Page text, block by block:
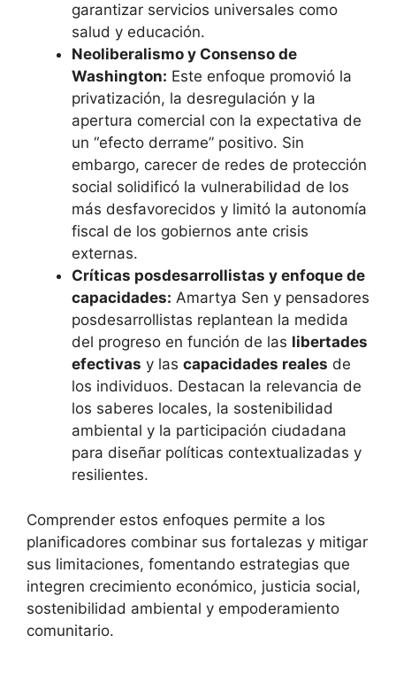
garantizar servicios universales como
salud y educación.
Neoliberalismo y Consenso de
Washington: Este enfoque promovió la
privatización, la desregulación y la
apertura comercial con la expectativa de
un “efecto derrame” positivo. Sin
embargo, carecer de redes de protección
social solidificó la vulnerabilidad de los
más desfavorecidos y limitó la autonomía
fiscal de los gobiernos ante crisis
externas.
Críticas posdesarrollistas y enfoque de
capacidades: Amartya Sen y pensadores
posdesarrollistas replantean la medida
del progreso en función de las libertades
efectivas y las capacidades reales de
los individuos. Destacan la relevancia de
los saberes locales, la sostenibilidad
ambiental y la participación ciudadana
para diseñar políticas contextualizadas y
resilientes.
Comprender estos enfoques permite a los
planificadores combinar sus fortalezas y mitigar
sus limitaciones, fomentando estrategias que
integren crecimiento económico, justicia social,
sostenibilidad ambiental y empoderamiento
comunitario.